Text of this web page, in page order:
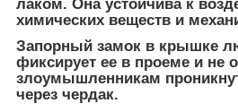
лаком. Она устойчива к
химических веществ и
Запорный замок в крышке
фиксирует ее в проеме и не
злоумышленникам
через чердак.